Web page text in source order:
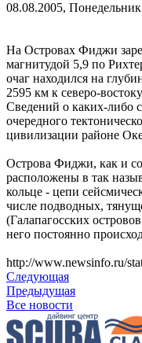
08.08.2005, Понедельник
На Островах Фиджи
магнитудой 5,9 по
очаг находился на
2595 км к северо-
Сведений о каких-либо
очередного
цивилизации районе
Острова Фиджи, как и
расположены в так
кольце - цепи
числе подводных,
(Галапагосских
него постоянно
http://www.newsinfo.ru/
Следующая
Предыдущая
Все новости